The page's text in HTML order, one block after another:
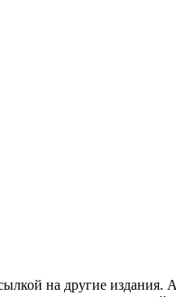
на другие издания.